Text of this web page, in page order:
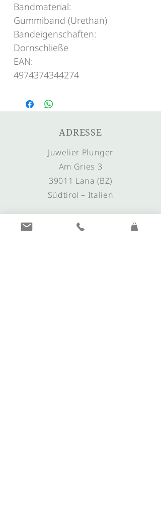
Bandmaterial:
Gummiband (Urethan)
Bandeigenschaften:
Dornschließe
EAN:
4974374344274
ADRESSE
Juwelier Plunger
Am Gries 3
39011 Lana (BZ)
Südtirol – Italien
LINKS